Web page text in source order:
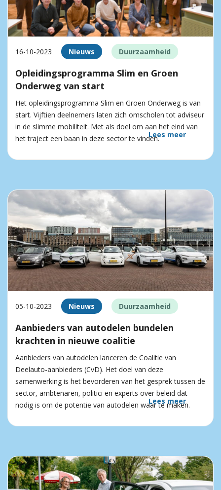
16-10-2023 Nieuws Duurzaamheid
Opleidingsprogramma Slim en Groen
Onderweg van start
Het opleidingsprogramma Slim en Groen Onderweg is van
start. Vijftien deelnemers laten zich omscholen tot adviseur
in de slimme mobiliteit. Met als doel om aan het eind van
het traject een baan in deze sector te vinden.Lees meer
05-10-2023 Nieuws Duurzaamheid
Aanbieders van autodelen bundelen
krachten in nieuwe coalitie
Aanbieders van autodelen lanceren de Coalitie van
Deelauto-aanbieders (CvD). Het doel van deze
samenwerking is het bevorderen van het gesprek tussen de
sector, ambtenaren, politici en experts over beleid dat
nodig is om de potentie van autodelen waar te maken.
Lees meer